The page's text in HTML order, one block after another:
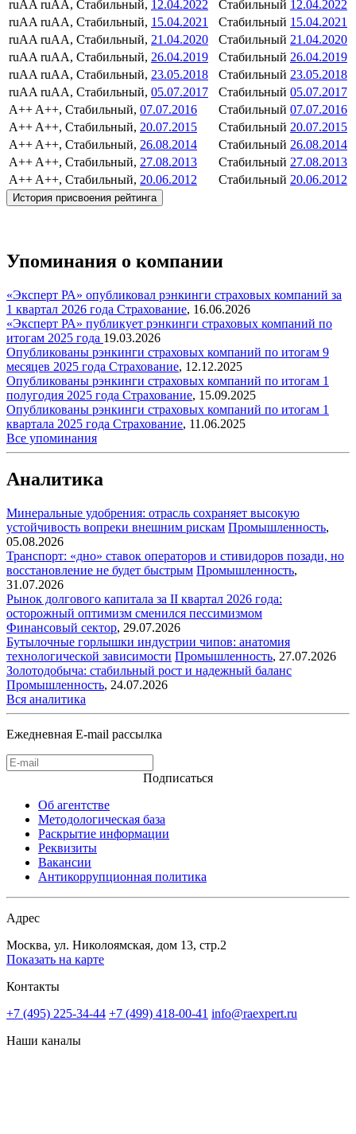
ruAA ruAA, Стабильный, 12.04.2022 Стабильный 12.04.2022
ruAA ruAA, Стабильный, 15.04.2021 Стабильный 15.04.2021
ruAA ruAA, Стабильный, 21.04.2020 Стабильный 21.04.2020
ruAA ruAA, Стабильный, 26.04.2019 Стабильный 26.04.2019
ruAA ruAA, Стабильный, 23.05.2018 Стабильный 23.05.2018
ruAA ruAA, Стабильный, 05.07.2017 Стабильный 05.07.2017
A++ A++, Стабильный, 07.07.2016 Стабильный 07.07.2016
A++ A++, Стабильный, 20.07.2015 Стабильный 20.07.2015
A++ A++, Стабильный, 26.08.2014 Стабильный 26.08.2014
A++ A++, Стабильный, 27.08.2013 Стабильный 27.08.2013
A++ A++, Стабильный, 20.06.2012 Стабильный 20.06.2012
История присвоения рейтинга
Упоминания о компании
«Эксперт РА» опубликовал рэнкинги страховых компаний за
1 квартал 2026 года Страхование, 16.06.2026
«Эксперт РА» публикует рэнкинги страховых компаний по
итогам 2025 года 19.03.2026
Опубликованы рэнкинги страховых компаний по итогам 9
месяцев 2025 года Страхование, 12.12.2025
Опубликованы рэнкинги страховых компаний по итогам 1
полугодия 2025 года Страхование, 15.09.2025
Опубликованы рэнкинги страховых компаний по итогам 1
квартала 2025 года Страхование, 11.06.2025
Все упоминания
Аналитика
Минеральные удобрения: отрасль сохраняет высокую
устойчивость вопреки внешним рискам Промышленность,
05.08.2026
Транспорт: «дно» ставок операторов и стивидоров позади, но
восстановление не будет быстрым Промышленность,
31.07.2026
Рынок долгового капитала за II квартал 2026 года:
осторожный оптимизм сменился пессимизмом
Финансовый сектор, 29.07.2026
Бутылочные горлышки индустрии чипов: анатомия
технологической зависимости Промышленность, 27.07.2026
Золотодобыча: стабильный рост и надежный баланс
Промышленность, 24.07.2026
Вся аналитика
Ежедневная E-mail рассылка
Подписаться
Об агентстве
Методологическая база
Раскрытие информации
Реквизиты
Вакансии
Антикоррупционная политика
Адрес
Москва, ул. Николоямская, дом 13, стр.2
Показать на карте
Контакты
+7 (495) 225-34-44 +7 (499) 418-00-41 info@raexpert.ru
Наши каналы